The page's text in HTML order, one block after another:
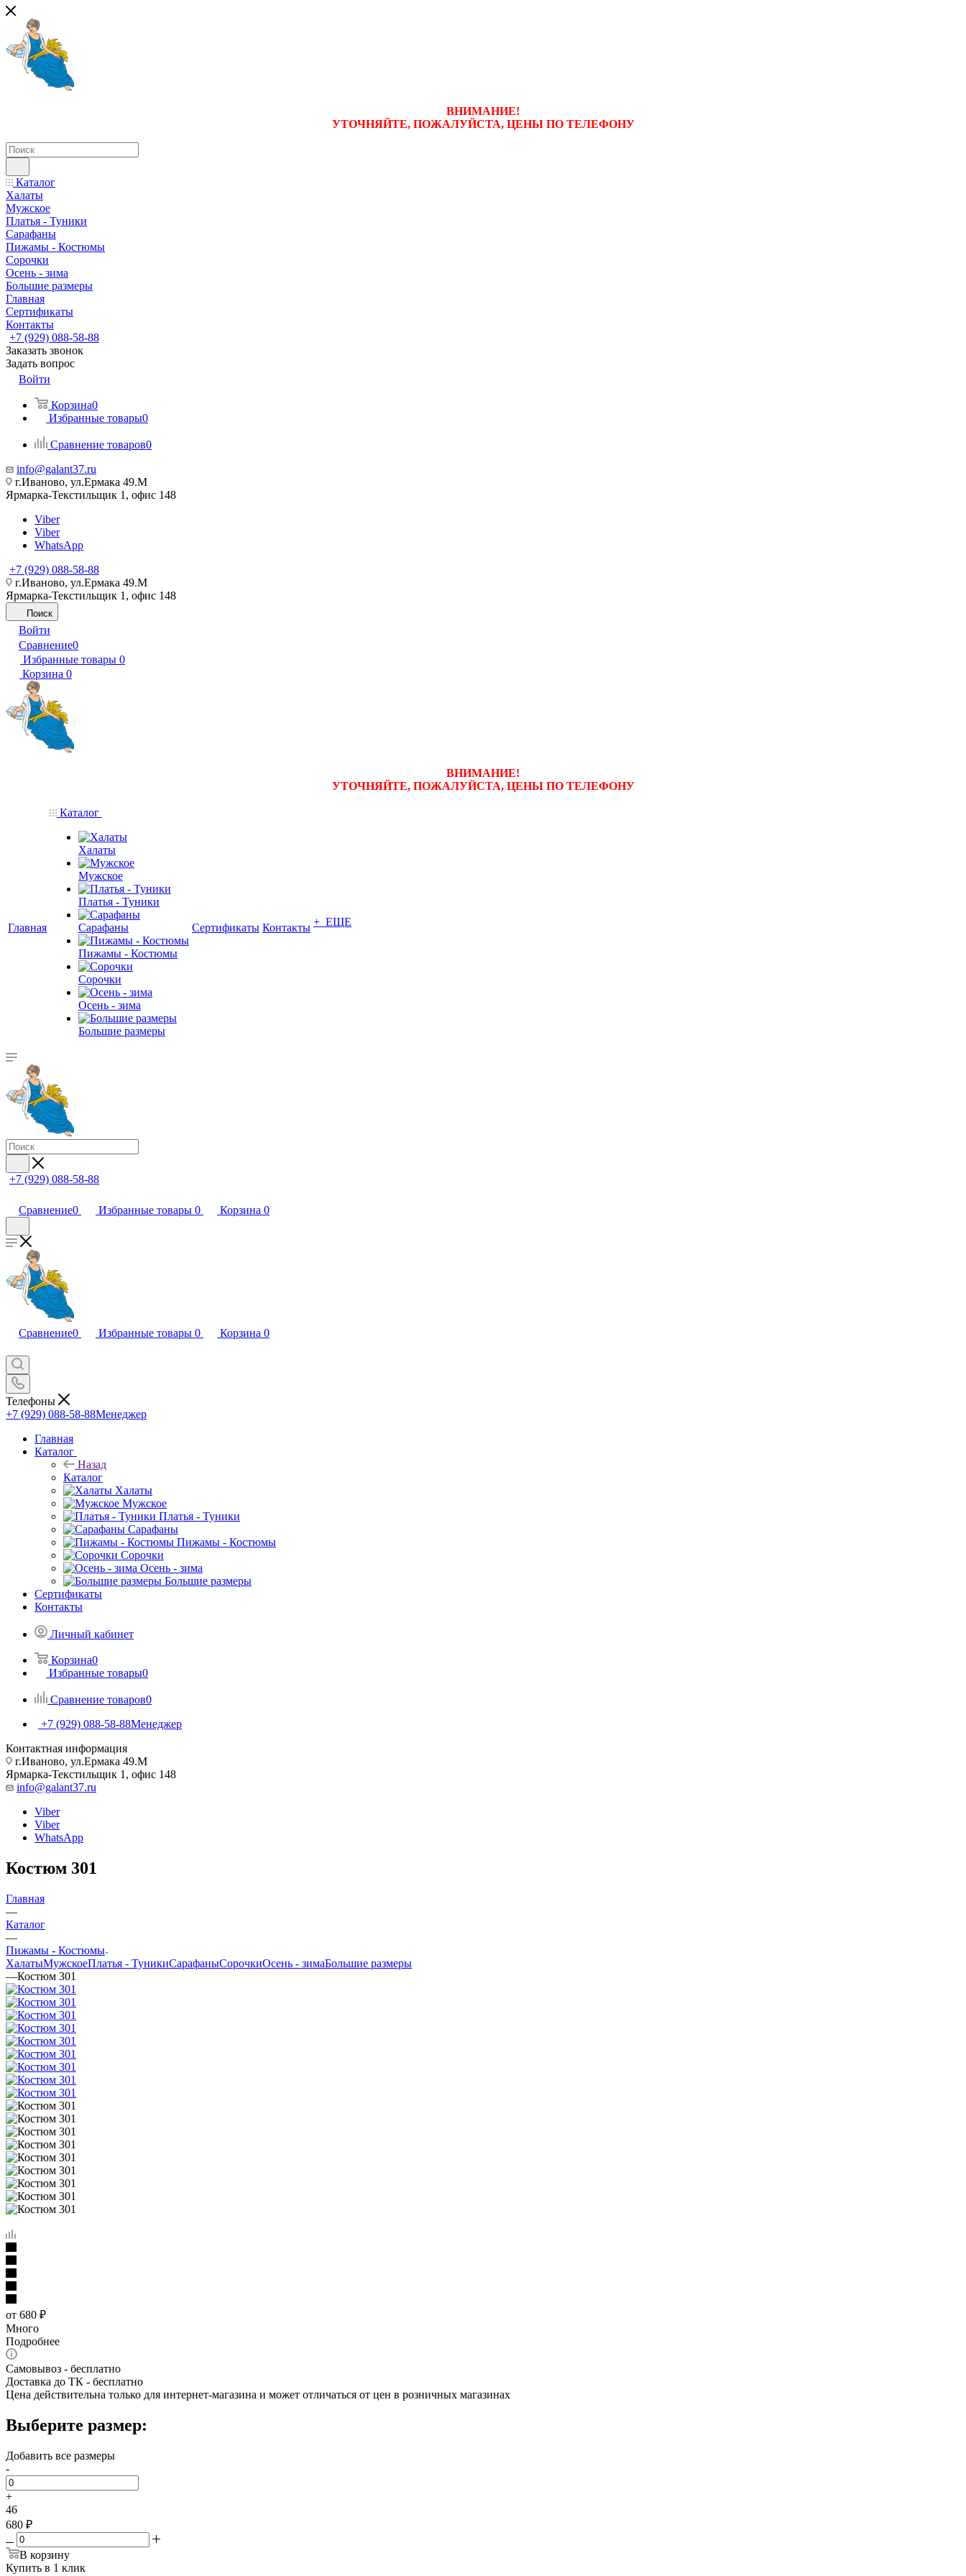
ВНИМАНИЕ!
УТОЧНЯЙТЕ, ПОЖАЛУЙСТА, ЦЕНЫ ПО ТЕЛЕФОНУ
Каталог
Халаты
Мужское
Платья - Туники
Сарафаны
Пижамы - Костюмы
Сорочки
Oсень - зима
Большие размеры
Главная
Сертификаты
Контакты
+7 (929) 088-58-88
Заказать звонок
Задать вопрос
Войти
Корзина0
Избранные товары0
Сравнение товаров0
info@galant37.ru
г.Иваново, ул.Ермака 49.M
Ярмарка-Текстильщик 1, офис 148
Viber
Viber
WhatsApp
+7 (929) 088-58-88
г.Иваново, ул.Ермака 49.M
Ярмарка-Текстильщик 1, офис 148
Поиск
Войти
Сравнение0
Избранные товары 0
Корзина 0
ВНИМАНИЕ!
УТОЧНЯЙТЕ, ПОЖАЛУЙСТА, ЦЕНЫ ПО ТЕЛЕФОНУ
Главная
Каталог
Халаты
Мужское
Платья - Туники
Сарафаны
Пижамы - Костюмы
Сорочки
Oсень - зима
Большие размеры
Сертификаты Контакты + ЕЩЕ
+7 (929) 088-58-88
Сравнение0 Избранные товары 0 Корзина 0
Сравнение0 Избранные товары 0 Корзина 0
Телефоны
+7 (929) 088-58-88Менеджер
Главная
Каталог
Назад
Каталог
Халаты
Мужское
Платья - Туники
Сарафаны
Пижамы - Костюмы
Сорочки
Oсень - зима
Большие размеры
Сертификаты
Контакты
Личный кабинет
Корзина0
Избранные товары0
Сравнение товаров0
+7 (929) 088-58-88Менеджер
Контактная информация
г.Иваново, ул.Ермака 49.M
Ярмарка-Текстильщик 1, офис 148
info@galant37.ru
Viber
Viber
WhatsApp
Костюм 301
Главная
—
Каталог
—
Пижамы - Костюмы
ХалатыМужскоеПлатья - ТуникиСарафаныСорочкиOсень - зимаБольшие размеры
—Костюм 301
от 680 ₽
Много
Подробнее
Самовывоз - бесплатно
Доставка до ТК - бесплатно
Цена действительна только для интернет-магазина и может отличаться от цен в розничных магазинах
Выберите размер:
Добавить все размеры
-
+
46
680 ₽
В корзину
Купить в 1 клик